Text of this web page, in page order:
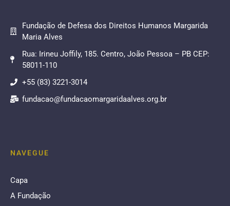
Fundação de Defesa dos Direitos Humanos Margarida
Maria Alves
Rua: Irineu Joffily, 185. Centro, João Pessoa – PB CEP:
58011-110
+55 (83) 3221-3014
fundacao@fundacaomargaridaalves.org.br
NAVEGUE
Capa
A Fundação